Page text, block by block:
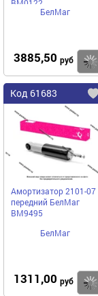
BM0122
БелМаг
3885,50 руб
Код 61683
Амортизатор 2101-07
передний БелМаг
BM9495
БелМаг
1311,00 руб